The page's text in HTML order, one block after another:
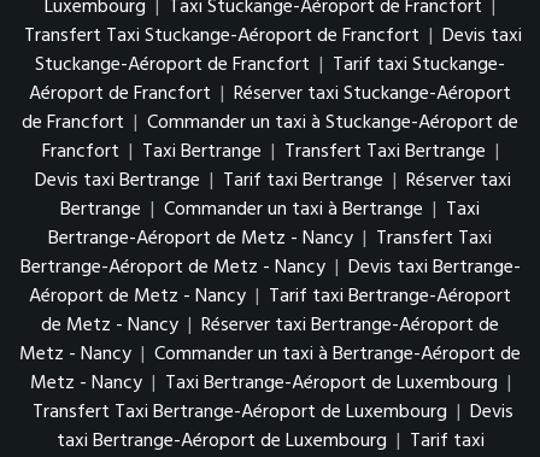
Luxembourg | Taxi Stuckange-Aéroport de Francfort |
Transfert Taxi Stuckange-Aéroport de Francfort | Devis taxi
Stuckange-Aéroport de Francfort | Tarif taxi Stuckange-
Aéroport de Francfort | Réserver taxi Stuckange-Aéroport
de Francfort | Commander un taxi à Stuckange-Aéroport de
Francfort | Taxi Bertrange | Transfert Taxi Bertrange |
Devis taxi Bertrange | Tarif taxi Bertrange | Réserver taxi
Bertrange | Commander un taxi à Bertrange | Taxi
Bertrange-Aéroport de Metz - Nancy | Transfert Taxi
Bertrange-Aéroport de Metz - Nancy | Devis taxi Bertrange-
Aéroport de Metz - Nancy | Tarif taxi Bertrange-Aéroport
de Metz - Nancy | Réserver taxi Bertrange-Aéroport de
Metz - Nancy | Commander un taxi à Bertrange-Aéroport de
Metz - Nancy | Taxi Bertrange-Aéroport de Luxembourg |
Transfert Taxi Bertrange-Aéroport de Luxembourg | Devis
taxi Bertrange-Aéroport de Luxembourg | Tarif taxi